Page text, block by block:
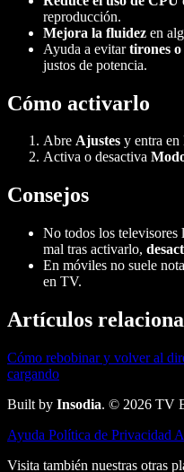
reproducción.
Mejora la fluidez en
Ayuda a evitartirones
justos de potencia.
Cómo activarlo
Abre Ajustes y entra en
Activa o desactiva
Consejos
No todos los televisores
mal tras activarlo,
En móviles no suele
en TV.
Artículos
Cómo rebobinar y volver al
cargando
Built by Insodia. © 2026 TV
Ayuda Política de Privacidad
Visita también nuestras otras